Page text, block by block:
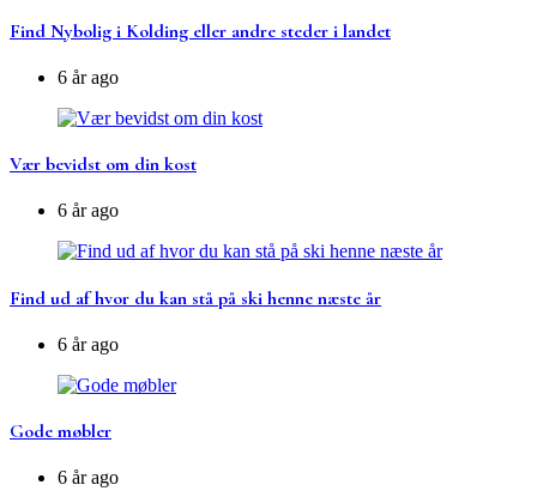
Find Nybolig i Kolding eller andre steder i landet
6 år ago
Vær bevidst om din kost
6 år ago
Find ud af hvor du kan stå på ski henne næste år
6 år ago
Gode møbler
6 år ago